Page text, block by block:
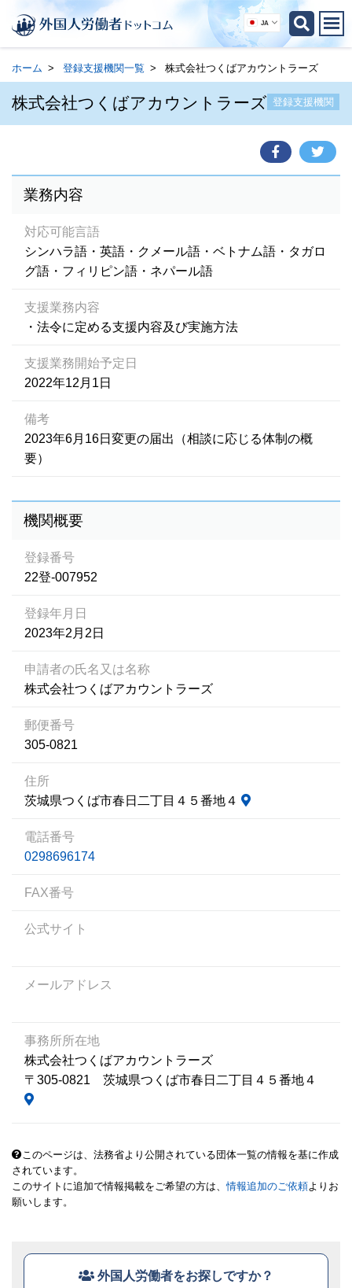
JA
ホーム 登録支援機関一覧 株式会社つくばアカウントラーズ
株式会社つくばアカウントラーズ 登録支援機関
業務内容
対応可能言語
シンハラ語・英語・クメール語・ベトナム語・タガロ
グ語・フィリピン語・ネパール語
支援業務内容
・法令に定める支援内容及び実施方法
支援業務開始予定日
2022年12月1日
備考
2023年6月16日変更の届出（相談に応じる体制の概
要）
機関概要
登録番号
22登-007952
登録年月日
2023年2月2日
申請者の氏名又は名称
株式会社つくばアカウントラーズ
郵便番号
305-0821
住所
茨城県つくば市春日二丁目４５番地４
電話番号
0298696174
FAX番号
公式サイト
メールアドレス
事務所所在地
株式会社つくばアカウントラーズ
〒305-0821 茨城県つくば市春日二丁目４５番地４
このページは、法務省より公開されている団体一覧の情報を基に作成
されています。
このサイトに追加で情報掲載をご希望の方は、情報追加のご依頼よりお
願いします。
外国人労働者をお探しですか？